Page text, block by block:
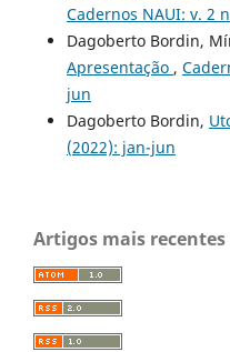
Cadernos NAUI: v. 2
Dagoberto Bordin,
Apresentação ,
jun
Dagoberto Bordin,
(2022): jan-jun
Artigos mais recentes